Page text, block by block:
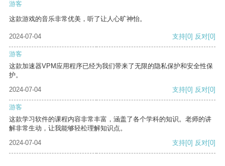
游客
这款游戏的音乐非常优美，听了让人心旷神怡。
2024-07-04 支持[0] 反对[0]
游客
这款加速器VPM应用程序已经为我们带来了无限的隐私保护和安全性保
护。
2024-07-04
支持[0] 反对[0]
游客
这款学习软件的课程内容非常丰富，涵盖了各个学科的知识。老师的讲
解非常生动，让我能够轻松理解知识点。
2024-07-04
支持[0] 反对[0]